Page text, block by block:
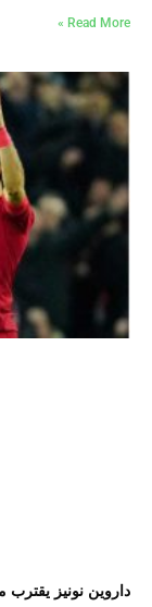
Read More »
داروين نونيز